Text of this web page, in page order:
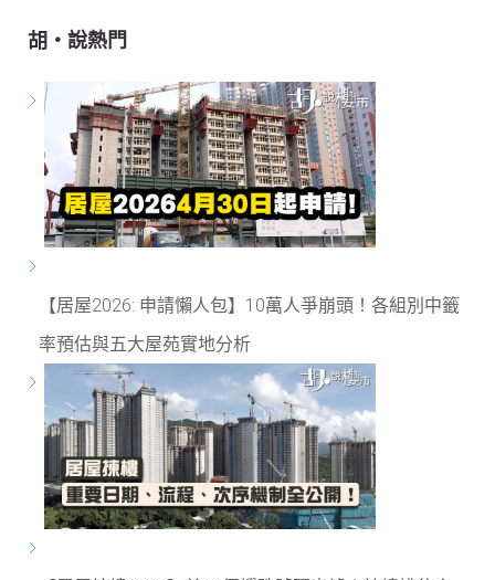
胡‧說熱門
【居屋2026: 申請懶人包】10萬人爭崩頭！各組別中籤
率預估與五大屋苑實地分析